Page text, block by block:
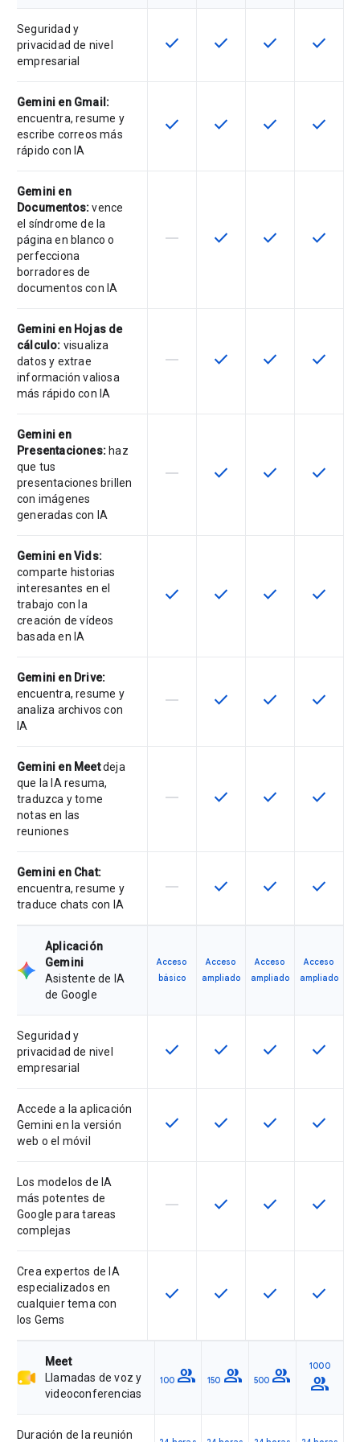
Seguridad y
privacidad de nivel
empresarial
Esta función está disponible para
check Esta función está
check Esta función
check Esta
check
Gemini en Gmail:
encuentra, resume y
escribe correos más
rápido con IA
Esta función está disponible para
check Esta función está
check Esta función
check Esta
check
Gemini en
Documentos:vence
el síndrome de la
página en blanco o
perfecciona
borradores de
documentos con IA
Esta función no es compatible con
horizontal_rule Esta función está
check Esta función
check Esta
check
Gemini en Hojas de
cálculo: visualiza
datos y extrae
información valiosa
más rápido con IA
Esta función no es compatible con
horizontal_rule Esta función está
check Esta función
check Esta
check
Gemini en
Presentaciones: haz
que tus
presentaciones brillen
con imágenes
generadas con IA
Esta función no es compatible con
horizontal_rule Esta función está
check Esta función
check Esta
check
Gemini en Vids:
comparte historias
interesantes en el
trabajo con la
creación de vídeos
basada en IA
Esta función está disponible para
check Esta función está
check Esta función
check Esta
check
Gemini en Drive:
encuentra, resume y
analiza archivos con
IA
Esta función no es compatible con
horizontal_rule Esta función está
check Esta función
check Esta
check
Gemini en Meetdeja
que la IA resuma,
traduzca y tome
notas en las
reuniones
Esta función no es compatible con
horizontal_rule Esta función está
check Esta función
check Esta
check
Gemini en Chat:
encuentra, resume y
traduce chats con IA
Esta función no es compatible con
horizontal_rule Esta función está
check Esta función
check Esta
check
Aplicación
Gemini
Asistente de IA
de Google
Acceso
básico
Acceso
ampliado
Acceso
ampliado
Acceso
ampliado
Seguridad y
privacidad de nivel
empresarial
Esta función está disponible para
check Esta función está
check Esta función
check Esta
check
Accede a la aplicación
Gemini en la versión
web o el móvil
Esta función está disponible para
check Esta función está
check Esta función
check Esta
check
Los modelos de IA
más potentes de
Google para tareas
complejas
Esta función no es compatible con
horizontal_rule Esta función está
check Esta función
check Esta
check
Crea expertos de IA
especializados en
cualquier tema con
los Gems
Esta función está disponible para
check Esta función está
check Esta función
check Esta
check
Meet
Llamadas de voz y
videoconferencias
100 group 150 group 500 group 1000
group
Duración de la reunión